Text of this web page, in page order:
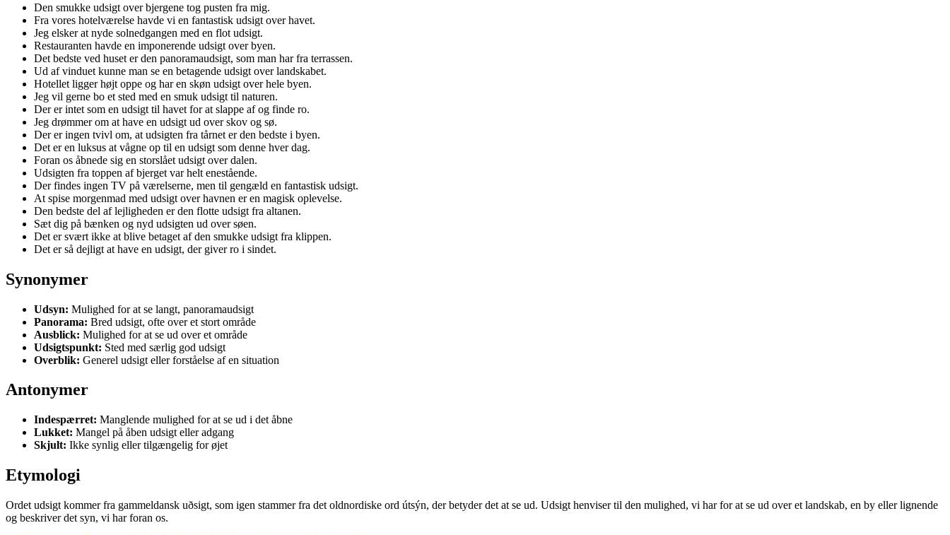
Den smukke udsigt over bjergene tog pusten fra mig.
Fra vores hotelværelse havde vi en fantastisk udsigt over havet.
Jeg elsker at nyde solnedgangen med en flot udsigt.
Restauranten havde en imponerende udsigt over byen.
Det bedste ved huset er den panoramaudsigt, som man har fra terrassen.
Ud af vinduet kunne man se en betagende udsigt over landskabet.
Hotellet ligger højt oppe og har en skøn udsigt over hele byen.
Jeg vil gerne bo et sted med en smuk udsigt til naturen.
Der er intet som en udsigt til havet for at slappe af og finde ro.
Jeg drømmer om at have en udsigt ud over skov og sø.
Der er ingen tvivl om, at udsigten fra tårnet er den bedste i byen.
Det er en luksus at vågne op til en udsigt som denne hver dag.
Foran os åbnede sig en storslået udsigt over dalen.
Udsigten fra toppen af bjerget var helt enestående.
Der findes ingen TV på værelserne, men til gengæld en fantastisk udsigt.
At spise morgenmad med udsigt over havnen er en magisk oplevelse.
Den bedste del af lejligheden er den flotte udsigt fra altanen.
Sæt dig på bænken og nyd udsigten ud over søen.
Det er svært ikke at blive betaget af den smukke udsigt fra klippen.
Det er så dejligt at have en udsigt, der giver ro i sindet.
Synonymer
Udsyn: Mulighed for at se langt, panoramaudsigt
Panorama: Bred udsigt, ofte over et stort område
Ausblick: Mulighed for at se ud over et område
Udsigtspunkt: Sted med særlig god udsigt
Overblik: Generel udsigt eller forståelse af en situation
Antonymer
Indespærret: Manglende mulighed for at se ud i det åbne
Lukket: Mangel på åben udsigt eller adgang
Skjult: Ikke synlig eller tilgængelig for øjet
Etymologi
Ordet udsigt kommer fra gammeldansk uðsigt, som igen stammer fra det oldnordiske ord útsýn, der betyder det at se ud. Udsigt henviser til den mulighed, vi har for at se ud over et landskab, en by eller lignende
og beskriver det syn, vi har foran os.